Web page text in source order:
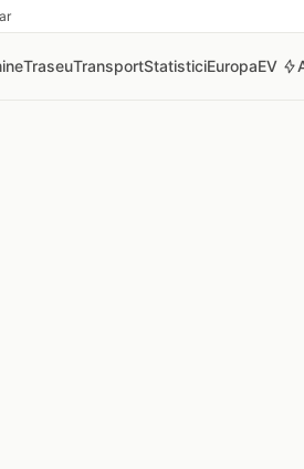
TraseuTransportStatisticiEuropaEV